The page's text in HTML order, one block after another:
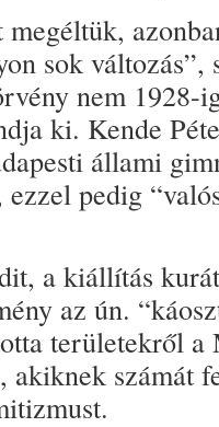
sok
nem 1928-
ki. Kende
állami
pedig
a kiállítás
az ún.
területekről
akiknek számát